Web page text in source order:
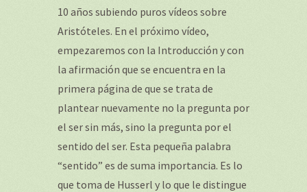
10 años subiendo puros vídeos sobre
Aristóteles. En el próximo vídeo,
empezaremos con la Introducción y con
la afirmación que se encuentra en la
primera página de que se trata de
plantear nuevamente no la pregunta por
el ser sin más, sino la pregunta por el
sentido del ser. Esta pequeña palabra
“sentido” es de suma importancia. Es lo
que toma de Husserl y lo que le distingue